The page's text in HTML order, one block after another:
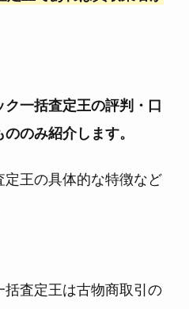
一括査定王の評判・口
のみ紹介します。
王の具体的な特徴など
査定王は古物商取引の